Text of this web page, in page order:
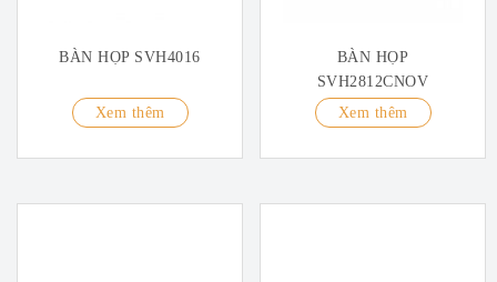
BÀN HỌP SVH4016
Xem thêm
BÀN HỌP
SVH2812CNOV
Xem thêm